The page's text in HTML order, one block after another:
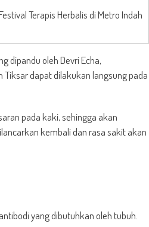
Terapis Herbalis di Metro Indah
dipandu oleh Devri Echa,
dapat dilakukan langsung pada
pada kaki, sehingga akan
kembali dan rasa sakit akan
yang dibutuhkan oleh tubuh.